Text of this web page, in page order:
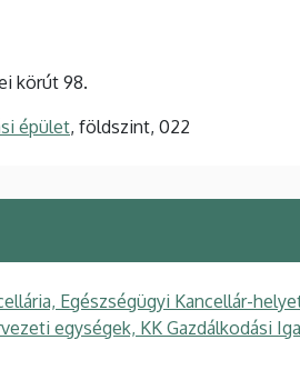
körút 98.
épület, földszint, 022
Egészségügyi Kancellár-
egységek, KK Gazdálkodási